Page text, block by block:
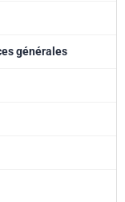
générales